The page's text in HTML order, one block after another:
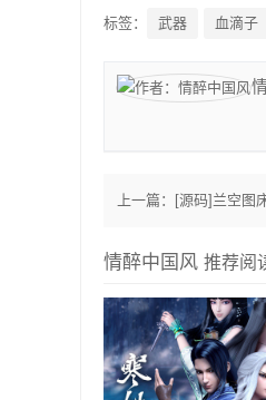
标签： 武器 血滴子
上一篇： [源码]兰空图
情醉中国风 推荐阅